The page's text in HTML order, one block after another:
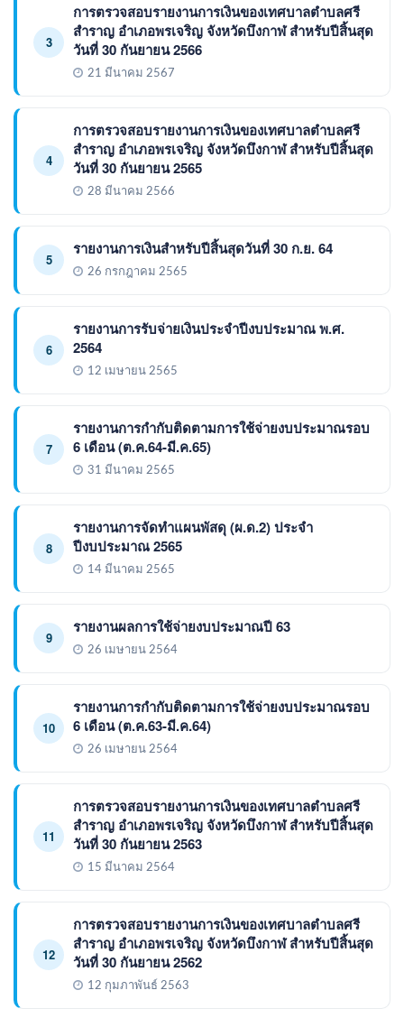
3
การตรวจสอบรายงานการเงินของเทศบาลตำบลศรี
สำราญ อำเภอพรเจริญ จังหวัดบึงกาฬ สำหรับปีสิ้นสุด
วันที่ 30 กันยายน 2566
21 มีนาคม 2567
4
การตรวจสอบรายงานการเงินของเทศบาลตำบลศรี
สำราญ อำเภอพรเจริญ จังหวัดบึงกาฬ สำหรับปีสิ้นสุด
วันที่ 30 กันยายน 2565
28 มีนาคม 2566
5
รายงานการเงินสำหรับปีสิ้นสุดวันที่ 30 ก.ย. 64
26 กรกฎาคม 2565
6
รายงานการรับจ่ายเงินประจำปีงบประมาณ พ.ศ.
2564
12 เมษายน 2565
7
รายงานการกำกับติดตามการใช้จ่ายงบประมาณรอบ
6 เดือน (ต.ค.64-มี.ค.65)
31 มีนาคม 2565
8
รายงานการจัดทำแผนพัสดุ (ผ.ด.2) ประจำ
ปีงบประมาณ 2565
14 มีนาคม 2565
9
รายงานผลการใช้จ่ายงบประมาณปี 63
26 เมษายน 2564
10
รายงานการกำกับติดตามการใช้จ่ายงบประมาณรอบ
6 เดือน (ต.ค.63-มี.ค.64)
26 เมษายน 2564
11
การตรวจสอบรายงานการเงินของเทศบาลตำบลศรี
สำราญ อำเภอพรเจริญ จังหวัดบึงกาฬ สำหรับปีสิ้นสุด
วันที่ 30 กันยายน 2563
15 มีนาคม 2564
12
การตรวจสอบรายงานการเงินของเทศบาลตำบลศรี
สำราญ อำเภอพรเจริญ จังหวัดบึงกาฬ สำหรับปีสิ้นสุด
วันที่ 30 กันยายน 2562
12 กุมภาพันธ์ 2563